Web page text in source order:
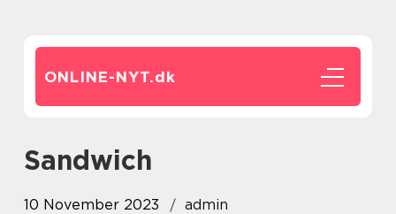
ONLINE-NYT.dk
sandwich
10 November 2023 admin